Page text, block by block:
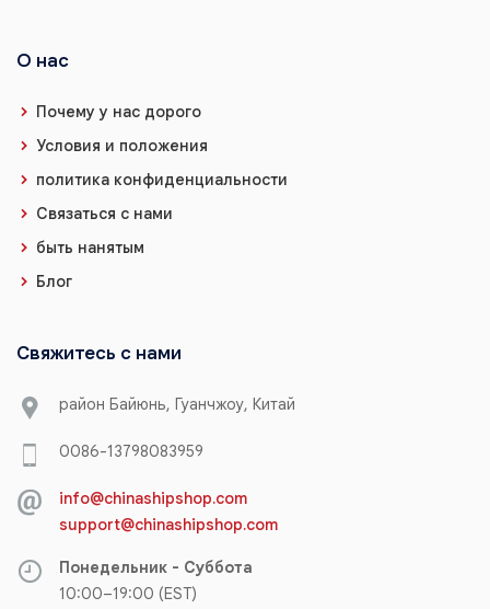
О нас
Почему у нас дорого
Условия и положения
политика конфиденциальности
Связаться с нами
быть нанятым
Блог
Свяжитесь с нами
район Байюнь, Гуанчжоу, Китай
0086-13798083959
info@chinashipshop.com
support@chinashipshop.com
Понедельник - Суббота
10:00–19:00 (EST)